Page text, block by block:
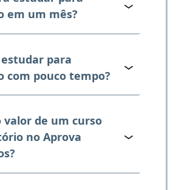
em um mês?
estudar para
com pouco tempo?
valor de um curso
no Aprova